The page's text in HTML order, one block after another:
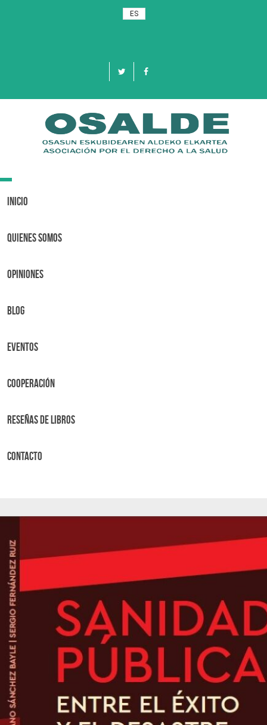
ES
Toggle
Inicio
Quienes Somos
OPINIONES
BLOG
Eventos
Cooperación
Reseñas de libros
Contacto